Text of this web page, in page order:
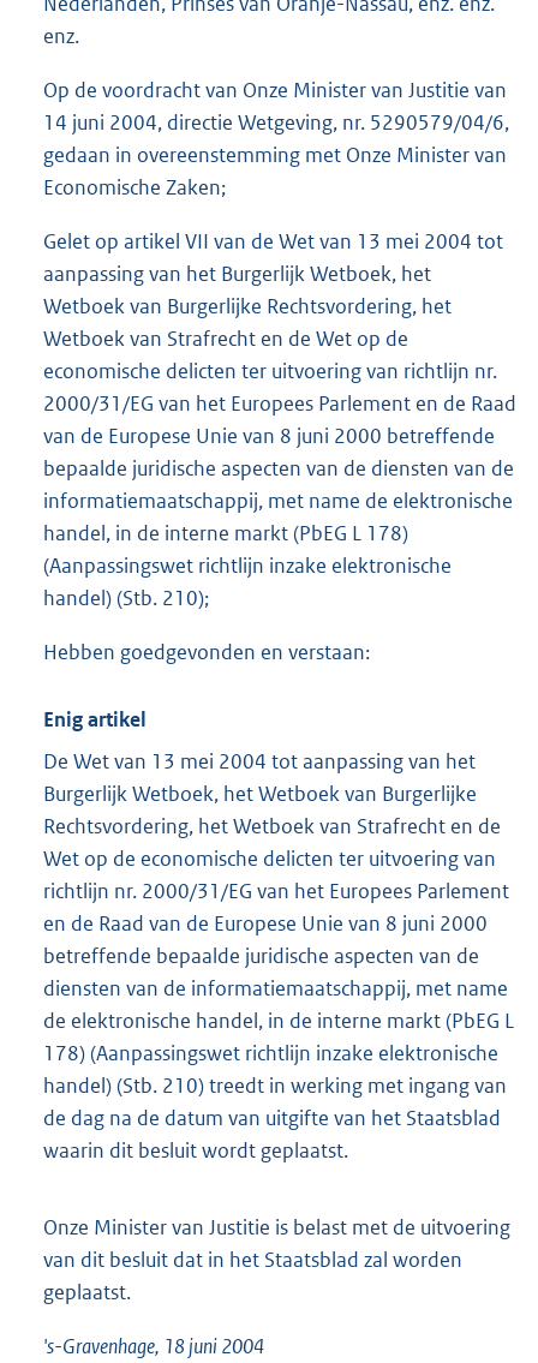
enz.
Op de voordracht van Onze Minister van Justitie van
14 juni 2004, directie Wetgeving, nr. 5290579/04/6,
gedaan in overeenstemming met Onze Minister van
Economische Zaken;
Gelet op artikel VII van de Wet van 13 mei 2004 tot
aanpassing van het Burgerlijk Wetboek, het
Wetboek van Burgerlijke Rechtsvordering, het
Wetboek van Strafrecht en de Wet op de
economische delicten ter uitvoering van richtlijn nr.
2000/31/EG van het Europees Parlement en de Raad
van de Europese Unie van 8 juni 2000 betreffende
bepaalde juridische aspecten van de diensten van de
informatiemaatschappij, met name de elektronische
handel, in de interne markt (PbEG L 178)
(Aanpassingswet richtlijn inzake elektronische
handel) (Stb. 210);
Hebben goedgevonden en verstaan:
Enig artikel
De Wet van 13 mei 2004 tot aanpassing van het
Burgerlijk Wetboek, het Wetboek van Burgerlijke
Rechtsvordering, het Wetboek van Strafrecht en de
Wet op de economische delicten ter uitvoering van
richtlijn nr. 2000/31/EG van het Europees Parlement
en de Raad van de Europese Unie van 8 juni 2000
betreffende bepaalde juridische aspecten van de
diensten van de informatiemaatschappij, met name
de elektronische handel, in de interne markt (PbEG L
178) (Aanpassingswet richtlijn inzake elektronische
handel) (Stb. 210) treedt in werking met ingang van
de dag na de datum van uitgifte van het Staatsblad
waarin dit besluit wordt geplaatst.
Onze Minister van Justitie is belast met de uitvoering
van dit besluit dat in het Staatsblad zal worden
geplaatst.
's-Gravenhage, 18 juni 2004